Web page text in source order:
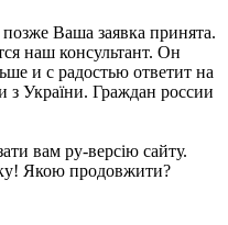
Ваша заявка принята.
наш консультант. Он
и с радостью ответит на
з України. Граждан россии
вам ру-версію сайту.
Якою продовжити?